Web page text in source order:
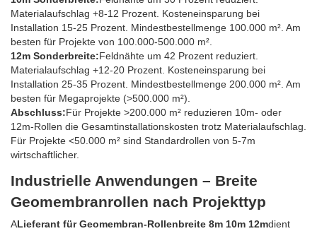
Materialaufschlag +8-12 Prozent. Kosteneinsparung bei
Installation 15-25 Prozent. Mindestbestellmenge 100.000 m². Am
besten für Projekte von 100.000-500.000 m².
12m Sonderbreite:Feldnähte um 42 Prozent reduziert.
Materialaufschlag +12-20 Prozent. Kosteneinsparung bei
Installation 25-35 Prozent. Mindestbestellmenge 200.000 m². Am
besten für Megaprojekte (>500.000 m²).
Abschluss:Für Projekte >200.000 m² reduzieren 10m- oder
12m-Rollen die Gesamtinstallationskosten trotz Materialaufschlag.
Für Projekte <50.000 m² sind Standardrollen von 5-7m
wirtschaftlicher.
Industrielle Anwendungen – Breite
Geomembranrollen nach Projekttyp
ALieferant für Geomembran-Rollenbreite 8m 10m 12mdient